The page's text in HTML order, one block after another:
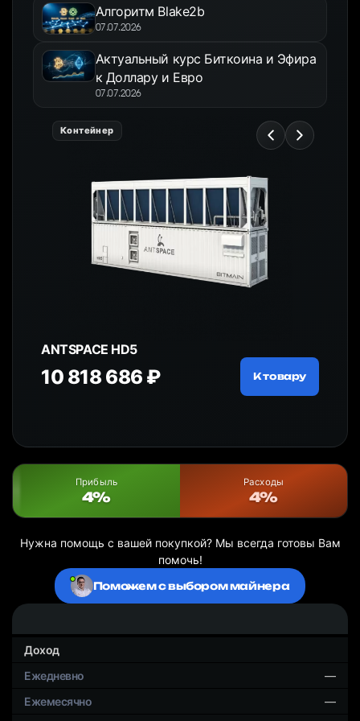
Алгоритм Blake2b
07.07.2026
Актуальный курс Биткоина и Эфира
к Доллару и Евро
07.07.2026
Контейнер
ANTSPACE HD5
10 818 686 ₽ К товару
Прибыль
4%
Расходы
4%
Нужна помощь с вашей покупкой? Мы всегда готовы Вам
помочь!
Поможем с выбором майнера
Доход
—
—